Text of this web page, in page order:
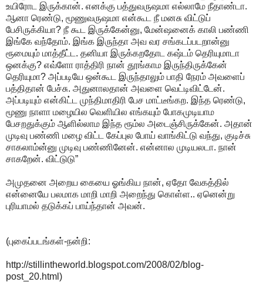
உயிரோட இருக்கான். எனக்கு பத்துவருஷமா எல்லாமே நீதாண்டா.
ஆனா ரெண்டு, மூணுவருஷமா என்கூட நீ மனசு விட்டுப்
பேசிருக்கியா? நீ கூட இருக்கேன்னு, மேன்ஷனைக் காலி பண்ணி
இங்கே வந்தோம். இங்க இருந்தா அவ வர சங்கடப்படறான்னு
ரூமையும் மாத்தீட்ட. தனியா இருக்கறதோட கஷ்டம் தெரியுமாடா
ஒனக்கு? எவ்ளோ ராத்திரி நான் தூங்காம இருந்திருக்கேன்
தெரியுமா? அப்படியே ஒன்கூட இருந்தாலும் பாதி நேரம் அவளைப்
பத்திதான் பேச்சு. அதுனாலதான் அவளை வெட்டிவிட்டேன்.
அப்படியும் என்கிட்ட முந்திமாதிரி பேச மாட்டீங்கற. இந்த ரெண்டு,
மூணு நாளா மழையில வெளியில எங்கயும் போகமுடியாம
பேசறதுக்கும் ஆளில்லாம இந்த ரூம்ல அடைஞ்சிருக்கேன். அதான்
முடிவு பண்ணி மழை விட்ட கேப்புல போய் வாங்கிட்டு வந்து, குடிச்சு
சாகலாம்ன்னு முடிவு பண்ணினேன். என்னால முடியலடா. நான்
சாகறேன். விட்டுடு”
அமுதனை அறைய கையை ஓங்கிய நான், ஏதோ வேகத்தில்
என்னையே பலமாக மாறி மாறி அறைந்து கொள்ள.. ஏனென்று
புரியாமல் தடுக்கப் பாய்ந்தான் அவன்.
(புகைப்படங்கள்-நன்றி:
http://stillintheworld.blogspot.com/2008/02/blog-
post_20.html)